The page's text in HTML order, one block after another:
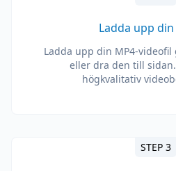
Ladda upp
Ladda upp din MP4-
eller dra den till
högkvalitativ
STEP 3